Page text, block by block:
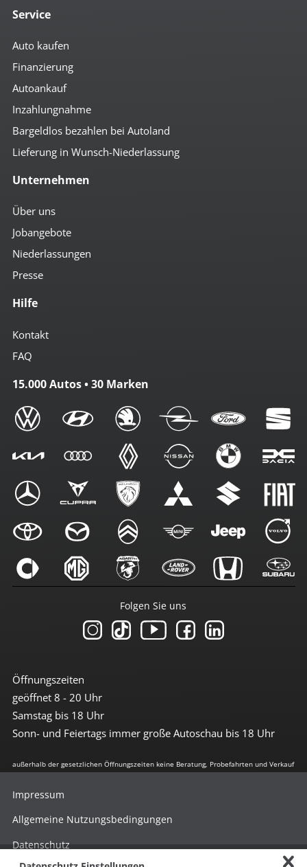
Service
Auto kaufen
Finanzierung
Autoankauf
Inzahlungnahme
Bargeldlos bezahlen bei Autoland
Lieferung in Wunsch-Niederlassung
Unternehmen
Über uns
Jobangebote
Niederlassungen
Presse
Hilfe
Kontakt
FAQ
15.000 Autos • 30 Marken
Öffnungszeiten
geöffnet 8 - 20 Uhr
Samstag bis 18 Uhr
Sonn- und Feiertags immer große Autoschau bis 18 Uhr
Folgen Sie uns
außerhalb der gesetzlichen Öffnungszeiten keine Beratung, Probefahrten und Verkauf
Impressum
Allgemeine Nutzungsbedingungen
Datenschutz